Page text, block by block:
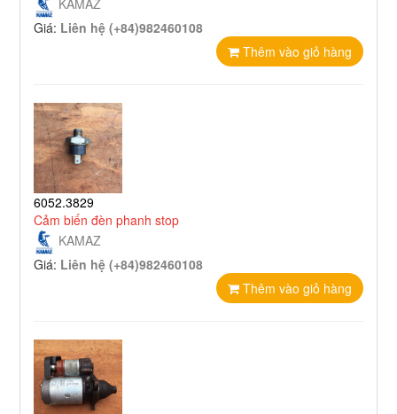
Giá: Liên hệ (+84)982460108
Thêm vào giỏ hàng
6052.3829
Cảm biến đèn phanh stop
KAMAZ
Giá: Liên hệ (+84)982460108
Thêm vào giỏ hàng